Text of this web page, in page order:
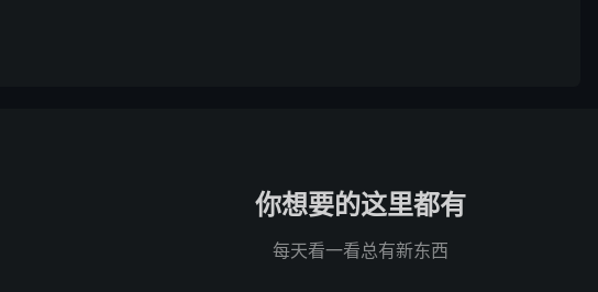
你想要的这里都有
每天看一看总有新东西